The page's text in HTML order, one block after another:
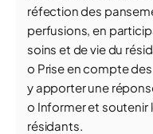
réfection des
perfusions, en
soins et de vie du
o Prise en compte
y apporter une
o Informer et soutenir
résidants.